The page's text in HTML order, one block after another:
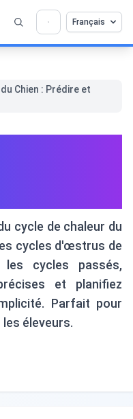
Français
Chien : Prédire et
cycle de chaleur du
cycles d'œstrus de
les cycles passés,
et planifiez
Parfait pour
éleveurs.
nous à le
×